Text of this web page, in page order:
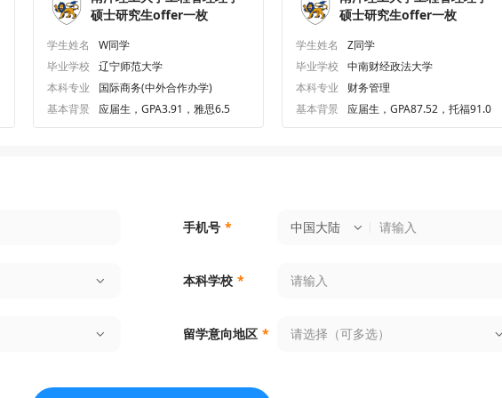
硕士研究生offer一枚
学生姓名
W同学
毕业学校
辽宁师范大学
本科专业
国际商务(中外合作办学)
基本背景
应届生，GPA3.91，雅思6.5
硕士研究生offer一枚
学生姓名
Z同学
毕业学校
中南财经政法大学
本科专业
财务管理
基本背景
应届生，GPA87.52，托福91.0
手机号 * 中国大陆
本科学校 *
留学意向地区 * 请选择（可多选）